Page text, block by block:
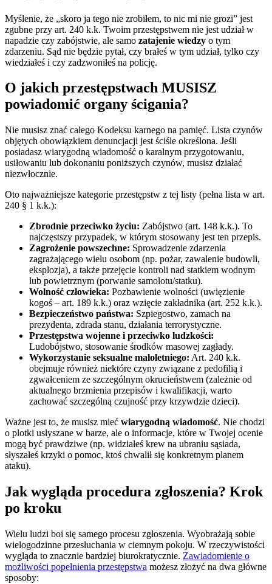
Myślenie, że „skoro ja tego nie zrobiłem, to nic mi nie grozi” jest
zgubne przy art. 240 k.k. Twoim przestępstwem nie jest udział w
napadzie czy zabójstwie, ale samo zatajenie wiedzy o tym
zdarzeniu. Sąd nie będzie pytał, czy brałeś w tym udział, tylko czy
wiedziałeś i czy zadzwoniłeś na policję.
O jakich przestępstwach MUSISZ
powiadomić organy ścigania?
Nie musisz znać całego Kodeksu karnego na pamięć. Lista czynów
objętych obowiązkiem denuncjacji jest ściśle określona. Jeśli
posiadasz wiarygodną wiadomość o karalnym przygotowaniu,
usiłowaniu lub dokonaniu poniższych czynów, musisz działać
niezwłocznie.
Oto najważniejsze kategorie przestępstw z tej listy (pełna lista w art.
240 § 1 k.k.):
Zbrodnie przeciwko życiu: Zabójstwo (art. 148 k.k.). To
najczęstszy przypadek, w którym stosowany jest ten przepis.
Zagrożenie powszechne: Sprowadzenie zdarzenia
zagrażającego wielu osobom (np. pożar, zawalenie budowli,
eksplozja), a także przejęcie kontroli nad statkiem wodnym
lub powietrznym (porwanie samolotu/statku).
Wolność człowieka: Pozbawienie wolności (uwięzienie
kogoś – art. 189 k.k.) oraz wzięcie zakładnika (art. 252 k.k.).
Bezpieczeństwo państwa: Szpiegostwo, zamach na
prezydenta, zdrada stanu, działania terrorystyczne.
Przestępstwa wojenne i przeciwko ludzkości:
Ludobójstwo, stosowanie środków masowej zagłady.
Wykorzystanie seksualne małoletniego: Art. 240 k.k.
obejmuje również niektóre czyny związane z pedofilią i
zgwałceniem ze szczególnym okrucieństwem (zależnie od
aktualnego brzmienia przepisów i kwalifikacji, warto
zachować szczególną czujność przy krzywdzie dzieci).
Ważne jest to, że musisz mieć wiarygodną wiadomość. Nie chodzi
o plotki usłyszane w barze, ale o informacje, które w Twojej ocenie
mogą być prawdziwe (np. widziałeś krew na ubraniu sąsiada,
słyszałeś krzyki o pomoc, ktoś chwalił się konkretnym planem
ataku).
Jak wygląda procedura zgłoszenia? Krok
po kroku
Wielu ludzi boi się samego procesu zgłoszenia. Wyobrażają sobie
wielogodzinne przesłuchania w ciemnym pokoju. W rzeczywistości
wygląda to znacznie bardziej biurokratycznie. Zawiadomienie o
możliwości popełnienia przestępstwa możesz złożyć na dwa główne
sposoby: